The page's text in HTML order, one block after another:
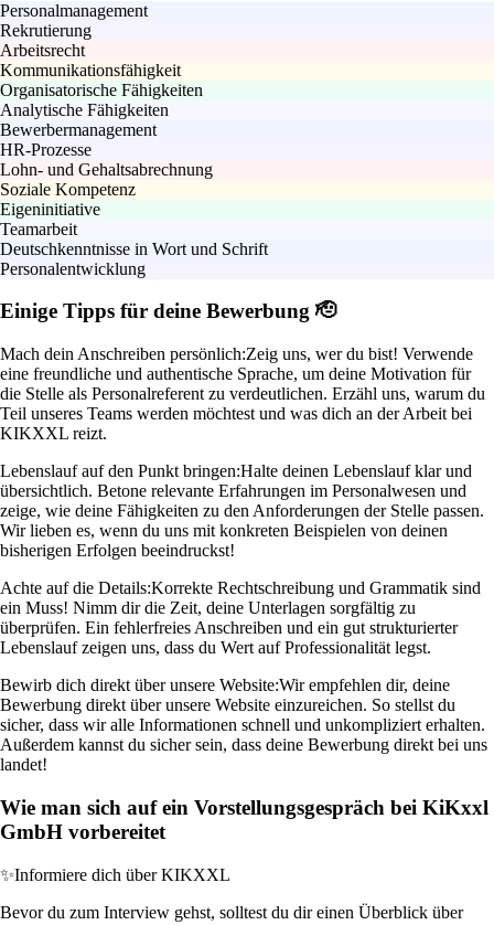
Personalmanagement
Rekrutierung
Arbeitsrecht
Kommunikationsfähigkeit
Organisatorische Fähigkeiten
Analytische Fähigkeiten
Bewerbermanagement
HR-Prozesse
Lohn- und Gehaltsabrechnung
Soziale Kompetenz
Eigeninitiative
Teamarbeit
Deutschkenntnisse in Wort und Schrift
Personalentwicklung
Einige Tipps für deine Bewerbung 🫡
Mach dein Anschreiben persönlich:Zeig uns, wer du bist! Verwende
eine freundliche und authentische Sprache, um deine Motivation für
die Stelle als Personalreferent zu verdeutlichen. Erzähl uns, warum du
Teil unseres Teams werden möchtest und was dich an der Arbeit bei
KIKXXL reizt.
Lebenslauf auf den Punkt bringen:Halte deinen Lebenslauf klar und
übersichtlich. Betone relevante Erfahrungen im Personalwesen und
zeige, wie deine Fähigkeiten zu den Anforderungen der Stelle passen.
Wir lieben es, wenn du uns mit konkreten Beispielen von deinen
bisherigen Erfolgen beeindruckst!
Achte auf die Details:Korrekte Rechtschreibung und Grammatik sind
ein Muss! Nimm dir die Zeit, deine Unterlagen sorgfältig zu
überprüfen. Ein fehlerfreies Anschreiben und ein gut strukturierter
Lebenslauf zeigen uns, dass du Wert auf Professionalität legst.
Bewirb dich direkt über unsere Website:Wir empfehlen dir, deine
Bewerbung direkt über unsere Website einzureichen. So stellst du
sicher, dass wir alle Informationen schnell und unkompliziert erhalten.
Außerdem kannst du sicher sein, dass deine Bewerbung direkt bei uns
landet!
Wie man sich auf ein Vorstellungsgespräch bei KiKxxl
GmbH vorbereitet
✨Informiere dich über KIKXXL
Bevor du zum Interview gehst, solltest du dir einen Überblick über